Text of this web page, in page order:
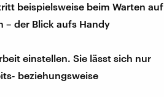
beispielsweise beim Warten auf
– der Blick aufs Handy
einstellen. Sie lässt sich nur
beziehungsweise